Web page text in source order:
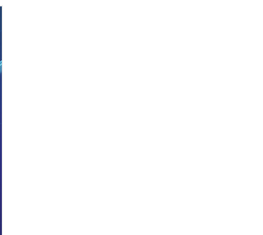
[르포]아이들이 직접 첨단 전자현미